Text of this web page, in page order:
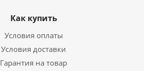
Как купить
Условия оплаты
Условия доставки
Гарантия на товар